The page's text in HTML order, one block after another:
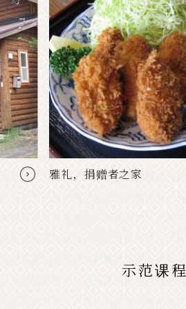
雅礼，捐赠者之家
示范课程